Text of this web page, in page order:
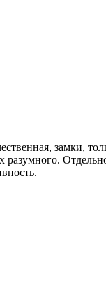
замки,
разумного.